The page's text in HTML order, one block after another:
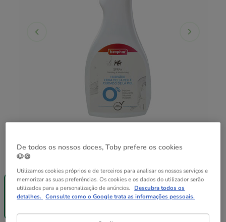
Formato:
250 ml
Entrega
Grátis
15.99€
De todos os nossos doces, Toby prefere os cookies
🐶🍪
Utilizamos cookies próprios e de terceiros para analisar os nossos serviços e
memorizar as suas preferências. Os cookies e os dados do utilizador serão
utilizados para a personalização de anúncios. Descubra todos os
detalhes. Consulte como o Google trata as informações pessoais.